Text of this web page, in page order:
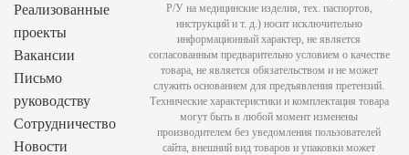
Реализованные
проекты
Вакансии
Письмо
руководству
Сотрудничество
Новости
Р/У на медицинские изделия, тех. паспортов,
инструкций и т. д.) носит исключительно
информационный характер, не является
согласованным предварительно условием о качестве
товара, не является обязательством и не может
служить основанием для предъявления претензий.
Технические характеристики и комплектация товара
могут быть в любой момент изменены
производителем без уведомления пользователей
сайта, внешний вид товаров и упаковки может